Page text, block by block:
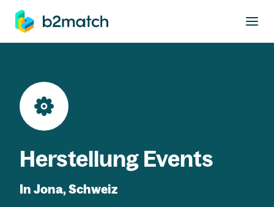
springen
Herstellung Events
In Jona, Schweiz